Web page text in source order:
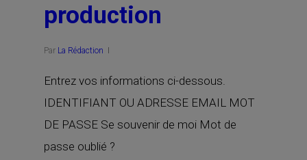
production
Par La Rédaction
Entrez vos informations ci-dessous.
IDENTIFIANT OU ADRESSE EMAIL MOT
DE PASSE Se souvenir de moi Mot de
passe oublié ?